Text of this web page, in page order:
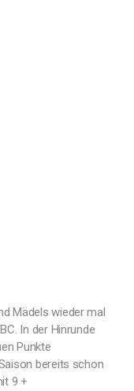
Mädels wieder mal
In der Hinrunde
Punkte
bereits schon
9 +